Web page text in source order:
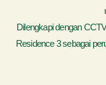
Dilengkapi dengan
Residence 3 sebagai